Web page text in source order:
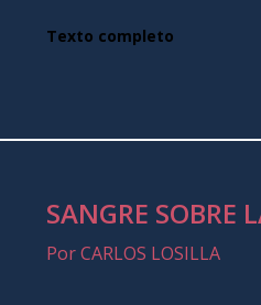
Texto completo
SANGRE SOBRE
Por CARLOS LOSILLA